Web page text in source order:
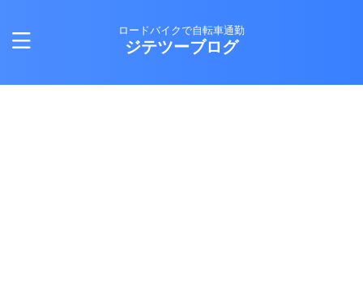
ロードバイクで自転車通勤
ジテツーブログ